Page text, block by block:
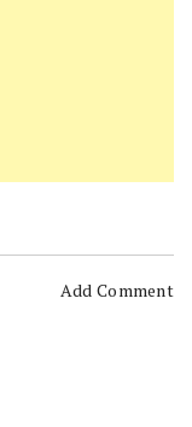
Add Comment